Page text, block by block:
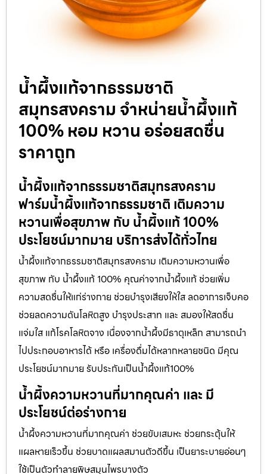
น้ำผึ้งแท้จากธรรมชาติ
สมุทรสงคราม จำหน่ายน้ำผึ้งแท้
100% หอม หวาน อร่อยสดชื่น
ราคาถูก
น้ำผึ้งแท้จากธรรมชาติสมุทรสงคราม
ฟาร์มน้ำผึ้งแท้จากธรรมชาติ เติมความ
หวานเพื่อสุขภาพ กับ น้ำผึ้งแท้ 100%
ประโยชน์มากมาย บริการส่งได้ทั่วไทย
น้ำผึ้งแท้จากธรรมชาติสมุทรสงคราม เติมความหวานเพื่อ
สุขภาพ กับ น้ำผึ้งแท้ 100% คุณค่าจากน้ำผึ้งแท้ ช่วยเพิ่ม
ความสดชื่นให้แก่ร่างกาย ช่วยบำรุงเสียงให้ใส ลดอาการเจ็บคอ
ช่วยลดความดันโลหิตสูง บำรุงประสาท และ สมองให้สดชื่น
แจ่มใส แก้โรคโลหิตจาง เนื่องจากน้ำผึ้งมีธาตุเหล็ก สามารถนำ
ไปประกอบอาหารได้ หรือ เครื่องดื่มได้หลากหลายชนิด มีคุณ
ประโยชน์มากมาย รับประกันเป็นน้ำผึ้งแท้100%
น้ำผึ้งความหวานที่มากคุณค่า และ มี
ประโยชน์ต่อร่างกาย
น้ำผึ้งความหวานที่มากคุณค่า ช่วยขับเสมหะ ช่วยกระตุ้นให้
แผลหายเร็วขึ้น ช่วยบาดแผลสมานตัวดีขึ้น เป็นยาระบายอ่อนๆ
ใช้เป็นตัวทำลายพิษสมุนไพรบางตัว